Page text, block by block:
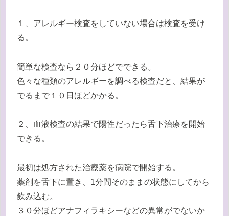
１、アレルギー検査をしていない場合は検査を受け
る。
簡単な検査なら２０分ほどでできる。
色々な種類のアレルギーを調べる検査だと、結果が
でるまで１０日ほどかかる。
２、血液検査の結果で陽性だったら舌下治療を開始
できる。
最初は処方された治療薬を病院で開始する。
薬剤を舌下に置き、1分間そのままの状態にしてから
飲み込む。
３０分ほどアナフィラキシーなどの異常がでないか